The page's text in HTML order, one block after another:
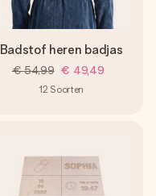
Badstof heren badjas
€ 54,99 € 49,49
12 Soorten